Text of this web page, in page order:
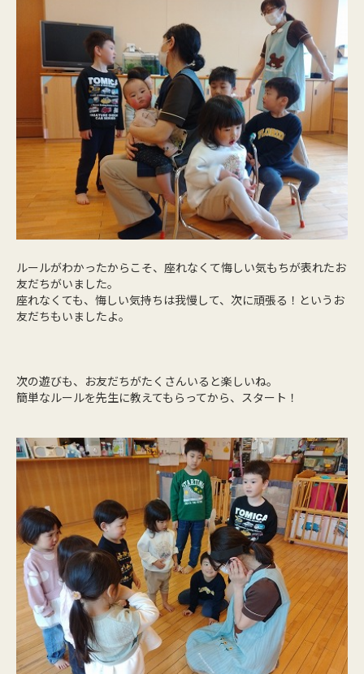
ルールがわかったからこそ、座れなくて悔しい気もちが表れたお
友だちがいました。
座れなくても、悔しい気持ちは我慢して、次に頑張る！というお
友だちもいましたよ。
次の遊びも、お友だちがたくさんいると楽しいね。
簡単なルールを先生に教えてもらってから、スタート！